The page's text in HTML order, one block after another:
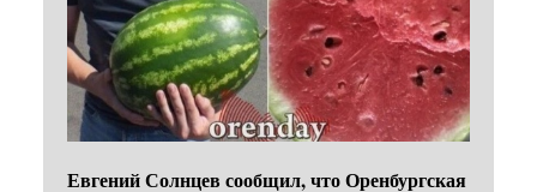
Евгений Солнцев сообщил, что Оренбургская